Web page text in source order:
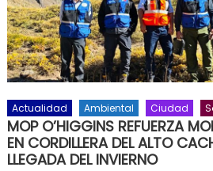
Actualidad Ambiental Ciudad
MOP O’HIGGINS REFUERZA
EN CORDILLERA DEL ALTO
LLEGADA DEL INVIERNO